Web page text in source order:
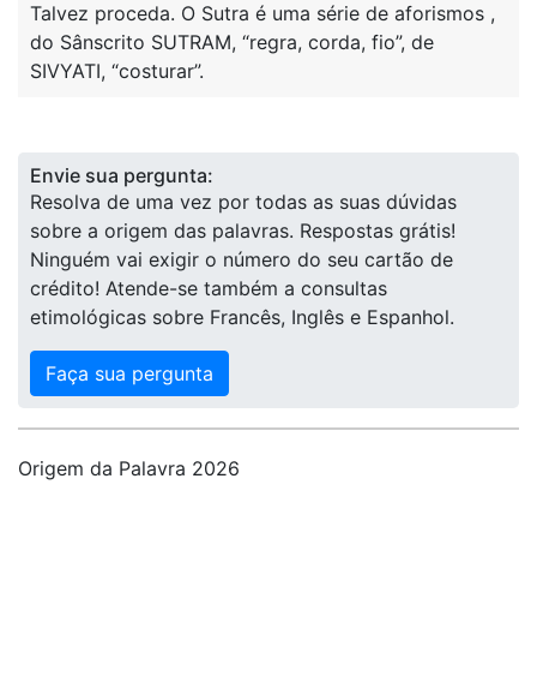
Talvez proceda. O Sutra é uma série de aforismos ,
do Sânscrito SUTRAM, “regra, corda, fio”, de
SIVYATI, “costurar”.
Envie sua pergunta:
Resolva de uma vez por todas as suas dúvidas
sobre a origem das palavras. Respostas grátis!
Ninguém vai exigir o número do seu cartão de
crédito! Atende-se também a consultas
etimológicas sobre Francês, Inglês e Espanhol.
Faça sua pergunta
Origem da Palavra 2026